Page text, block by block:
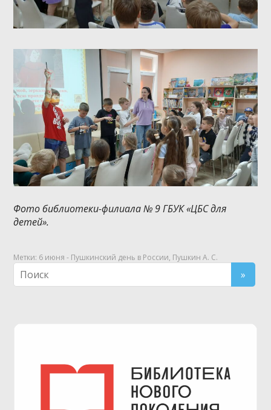
Фото библиотеки-филиала № 9 ГБУК «ЦБС для
детей».
Метки: 6 июня - Пушкинский день в России, Пушкин А. С.